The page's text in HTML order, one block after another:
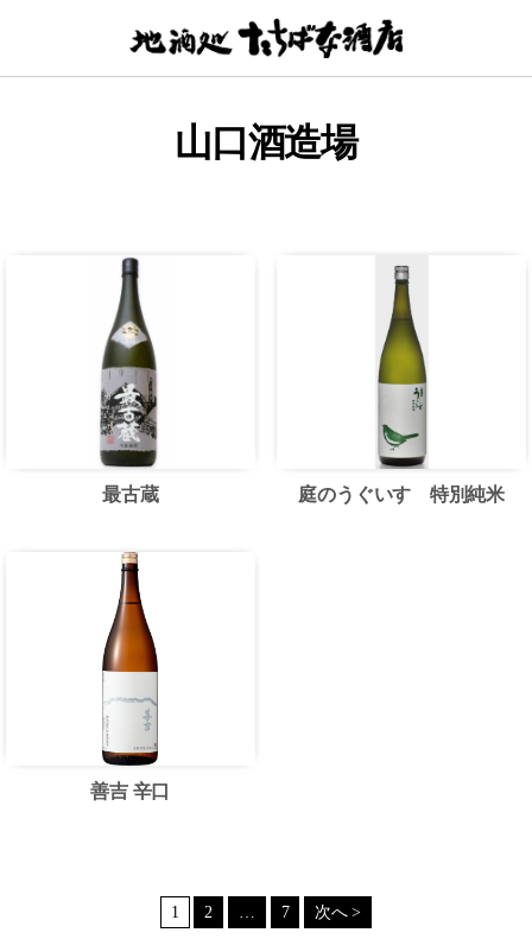
た
ち
山口酒造場
最古蔵 庭のうぐいす 特別純米
善吉 辛口
1 2 … 7 次へ >